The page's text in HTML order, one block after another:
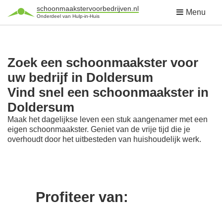
schoonmaakstervoorbedrijven.nl
Onderdeel van Hulp-in-Huis Menu
Zoek een schoonmaakster voor
uw bedrijf in Doldersum
Vind snel een schoonmaakster in
Doldersum
Maak het dagelijkse leven een stuk aangenamer met een
eigen schoonmaakster. Geniet van de vrije tijd die je
overhoudt door het uitbesteden van huishoudelijk werk.
Profiteer van: